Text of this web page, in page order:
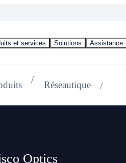
et services Solutions Assistance
Réseautique
Optics